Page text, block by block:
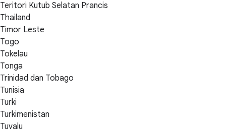
Teritori Kutub Selatan Prancis
Thailand
Timor Leste
Togo
Tokelau
Tonga
Trinidad dan Tobago
Tunisia
Turki
Turkimenistan
Tuvalu